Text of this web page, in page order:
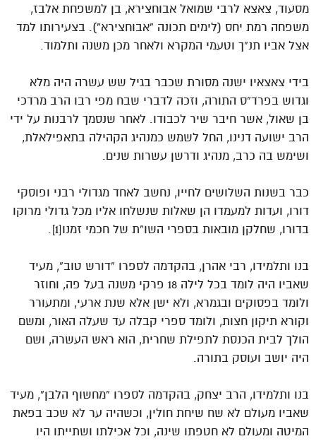
מסעוד, צאצא לרבי שמואל אבוחצירא, בן למשפחת אלבז,
משפחה רמת יחס (לימים תכונה “אבוחצירא”). בצעירותו למד
אצל אביו תנ”ך וטעמי המקרא ולאחר מכן משנה ותלמוד.
בידי צאצאיו ישנה מסורת שכבר בגיל שש עשרה היה מלא
וגדוש בפרד”ס התורה, וזכה לדברי שבח מפי רבו הרב מרדכי
בן שאול, אשר חיבר שיר לכבודו. לאחר שנסמך לרבנות על ידי
הרב ישועה דנינו, החל לשמש כמנהיג הקהילה בתאפילאלת,
ושימש בה כרב, מנהיג ודרשן עשרות שנים.
כבר בשנות השלושים לחייו, נחשב לאחד מגדולי רבני ופוסקי
דורו, ועדות למעמדו הן שאלות שנשלחו אליו מכל גדולי מרוקו
בדורו, שחלקן מובאות בספרי השו”ת של חכמי זמנו[1].
בנו ותלמידו, רבי אהרן, בהקדמה לספרו “דורש טוב”, מעיד
שאביו היה לומד בכל לילה 18 פרקי משנה בעל פה, וחוזר
ולומד בפסוקים ובגמרא, ולא ישן אלא שנת ארעי, ומתעורר
וקורא תיקון חצות, ולומד ספרי קבלה עד שעלה האור, ומשם
הולך לבית הכנסת לתפילת שחרית, הוא ראש העשרה, ושם
היה יושב ועוסק בתורה.
בנו ותלמידו, הרב יצחק, בהקדמה לספרו “מחשוף הלבן”, מעיד
שאביו מעולם לא שח שיחת חולין, וכשהיה ער לא שכב בפאת
המיטה ומעולם לא חטפתו שינה, וכל אכילתו ושתייתו היו